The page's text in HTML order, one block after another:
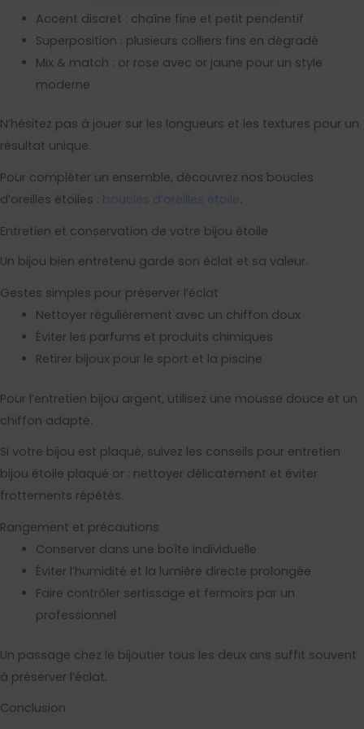
Accent discret : chaîne fine et petit pendentif
Superposition : plusieurs colliers fins en dégradé
Mix & match : or rose avec or jaune pour un style
moderne
N’hésitez pas à jouer sur les longueurs et les textures pour un
résultat unique.
Pour compléter un ensemble, découvrez nos boucles
d’oreilles étoiles : boucles d’oreilles étoile.
Entretien et conservation de votre bijou étoile
Un bijou bien entretenu garde son éclat et sa valeur.
Gestes simples pour préserver l’éclat
Nettoyer régulièrement avec un chiffon doux
Éviter les parfums et produits chimiques
Retirer bijoux pour le sport et la piscine
Pour l’entretien bijou argent, utilisez une mousse douce et un
chiffon adapté.
Si votre bijou est plaqué, suivez les conseils pour entretien
bijou étoile plaqué or : nettoyer délicatement et éviter
frottements répétés.
Rangement et précautions
Conserver dans une boîte individuelle
Éviter l’humidité et la lumière directe prolongée
Faire contrôler sertissage et fermoirs par un
professionnel
Un passage chez le bijoutier tous les deux ans suffit souvent
à préserver l’éclat.
Conclusion